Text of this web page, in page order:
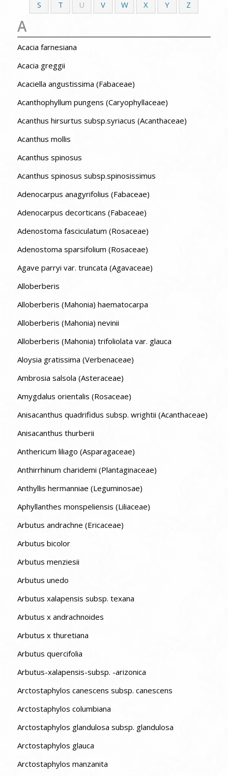
S T U V W X Y Z
A
Acacia farnesiana
Acacia greggii
Acaciella angustissima (Fabaceae)
Acanthophyllum pungens (Caryophyllaceae)
Acanthus hirsurtus subsp.syriacus (Acanthaceae)
Acanthus mollis
Acanthus spinosus
Acanthus spinosus subsp.spinosissimus
Adenocarpus anagyrifolius (Fabaceae)
Adenocarpus decorticans (Fabaceae)
Adenostoma fasciculatum (Rosaceae)
Adenostoma sparsifolium (Rosaceae)
Agave parryi var. truncata (Agavaceae)
Alloberberis
Alloberberis (Mahonia) haematocarpa
Alloberberis (Mahonia) nevinii
Alloberberis (Mahonia) trifoliolata var. glauca
Aloysia gratissima (Verbenaceae)
Ambrosia salsola (Asteraceae)
Amygdalus orientalis (Rosaceae)
Anisacanthus quadrifidus subsp. wrightii (Acanthaceae)
Anisacanthus thurberii
Anthericum liliago (Asparagaceae)
Anthirrhinum charidemi (Plantaginaceae)
Anthyllis hermanniae (Leguminosae)
Aphyllanthes monspeliensis (Liliaceae)
Arbutus andrachne (Ericaceae)
Arbutus bicolor
Arbutus menziesii
Arbutus unedo
Arbutus xalapensis subsp. texana
Arbutus x andrachnoides
Arbutus x thuretiana
Arbutus quercifolia
Arbutus-xalapensis-subsp. -arizonica
Arctostaphylos canescens subsp. canescens
Arctostaphylos columbiana
Arctostaphylos glandulosa subsp. glandulosa
Arctostaphylos glauca
Arctostaphylos manzanita